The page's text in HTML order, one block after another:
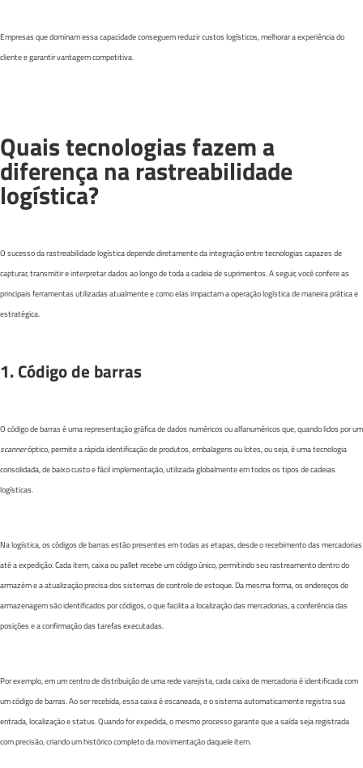
Empresas que dominam essa capacidade conseguem reduzir custos logísticos, melhorar a experiência do
cliente e garantir vantagem competitiva.
Quais tecnologias fazem a
diferença na rastreabilidade
logística?
O sucesso da rastreabilidade logística depende diretamente da integração entre tecnologias capazes de
capturar, transmitir e interpretar dados ao longo de toda a cadeia de suprimentos. A seguir, você confere as
principais ferramentas utilizadas atualmente e como elas impactam a operação logística de maneira prática e
estratégica.
1. Código de barras
O código de barras é uma representação gráfica de dados numéricos ou alfanuméricos que, quando lidos por um
scanneróptico, permite a rápida identificação de produtos, embalagens ou lotes, ou seja, é uma tecnologia
consolidada, de baixo custo e fácil implementação, utilizada globalmente em todos os tipos de cadeias
logísticas.
Na logística, os códigos de barras estão presentes em todas as etapas, desde o recebimento das mercadorias
até a expedição. Cada item, caixa ou pallet recebe um código único, permitindo seu rastreamento dentro do
armazém e a atualização precisa dos sistemas de controle de estoque. Da mesma forma, os endereços de
armazenagem são identificados por códigos, o que facilita a localização das mercadorias, a conferência das
posições e a confirmação das tarefas executadas.
Por exemplo, em um centro de distribuição de uma rede varejista, cada caixa de mercadoria é identificada com
um código de barras. Ao ser recebida, essa caixa é escaneada, e o sistema automaticamente registra sua
entrada, localização e status. Quando for expedida, o mesmo processo garante que a saída seja registrada
com precisão, criando um histórico completo da movimentação daquele item.